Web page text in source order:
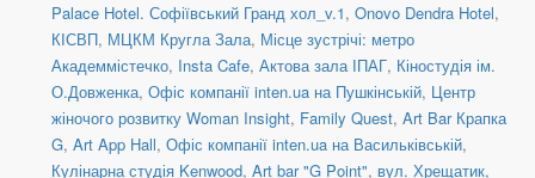
Palace Hotel. Софіївський Гранд хол_v.1, Onovo Dendra Hotel,
КІСВП, МЦКМ Кругла Зала, Місце зустрічі: метро
Академмістечко, Insta Cafe, Актова зала ІПАГ, Кіностудія ім.
О.Довженка, Офіс компанії inten.ua на Пушкінській, Центр
жіночого розвитку Woman Insight, Family Quest, Art Bar Крапка
G, Art App Hall, Офіс компанії inten.ua на Васильківській,
Кулінарна студія Kenwood, Art bar "G Point", вул. Хрещатик,